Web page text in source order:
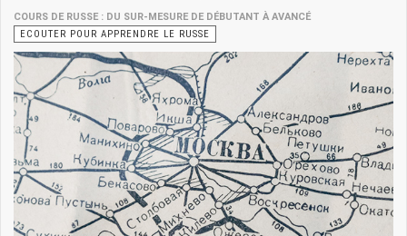
COURS DE RUSSE : DU SUR-MESURE DE DÉBUTANT À AVANCÉ
ECOUTER POUR APPRENDRE LE RUSSE